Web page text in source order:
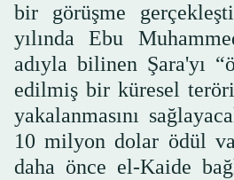
bir görüşme
yılında Ebu
adıyla bilinen Şara'yı
edilmiş bir küresel
yakalanmasını
10 milyon dolar ödül
daha önce el-Kaide